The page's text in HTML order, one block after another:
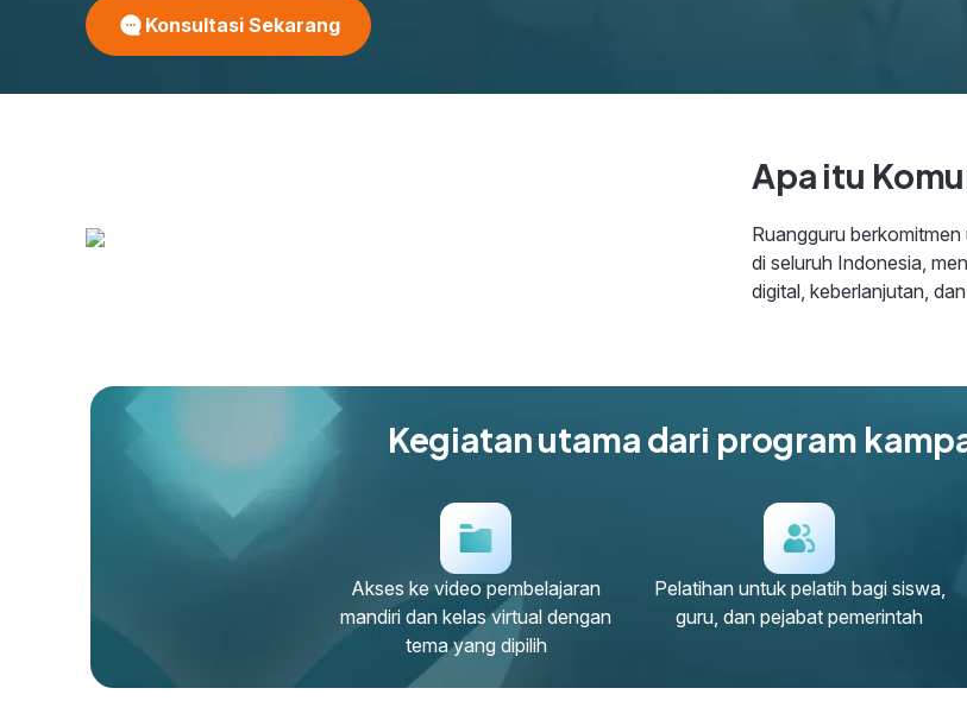
Konsultasi Sekarang
Apa itu
Ruangguru
di seluruh Indonesia,
digital, keberlanjutan,
Kegiatan utama dari program
Akses ke video pembelajaran
mandiri dan kelas virtual dengan
tema yang dipilih
Pelatihan untuk pelatih bagi siswa,
guru, dan pejabat pemerintah